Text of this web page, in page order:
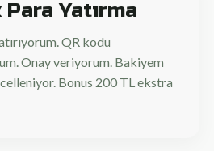
Para Yatırma
QR kodu
Onay veriyorum. Bakiyem
Bonus 200 TL ekstra